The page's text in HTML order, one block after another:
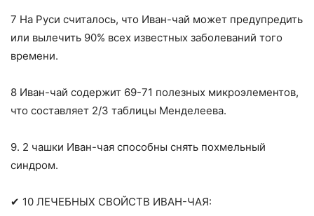
7 На Руси считалось, что Иван-чай может предупредить
или вылечить 90% всех известных заболеваний того
времени.
8 Иван-чай содержит 69-71 полезных микроэлементов,
что составляет 2/3 таблицы Менделеева.
9. 2 чашки Иван-чая способны снять похмельный
синдром.
✔ 10 ЛЕЧЕБНЫХ СВОЙСТВ ИВАН-ЧАЯ: